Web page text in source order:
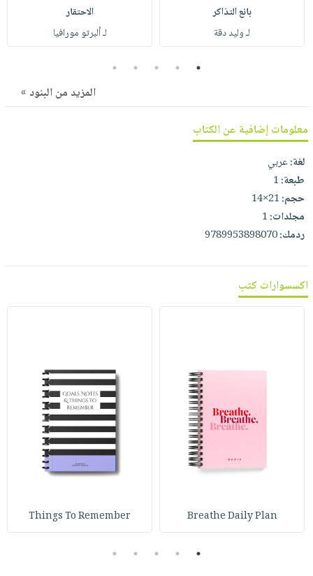
مناسبات
فيديوهات
يتكرر
نيل
وفرات
كتابك
تواصل
معنا
بائع التذاكر
لـ وليد دقة
الاحتقار
لـ ألبرتو مورافيا
1
2
3
4
5
المزيد من البنود »
معلومات إضافية عن الكتاب
لغة:عربي
طبعة:1
حجم:21×14
مجلدات:1
ردمك:9789953898070
اكسسوارات كتب
Breathe Daily Plan
Things To Remember
1
2
3
4
5